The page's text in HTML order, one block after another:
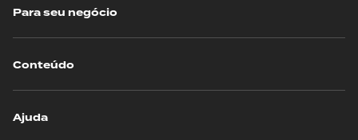
Para seu negócio
Conteúdo
Ajuda